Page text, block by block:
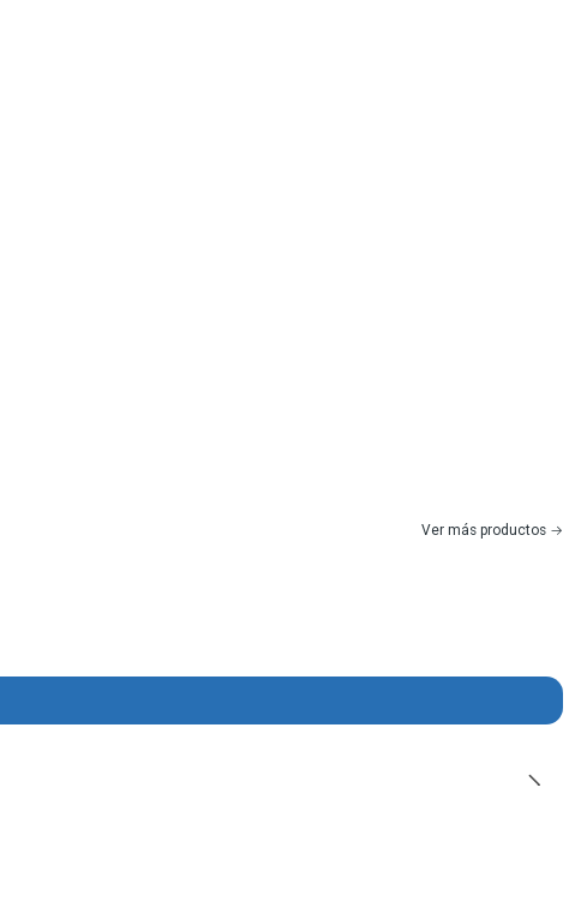
Ver más productos